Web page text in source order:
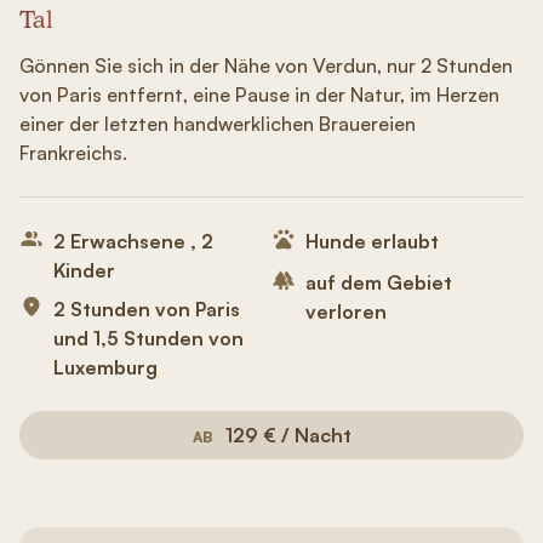
Tal
Gönnen Sie sich in der Nähe von Verdun, nur 2 Stunden
von Paris entfernt, eine Pause in der Natur, im Herzen
einer der letzten handwerklichen Brauereien
Frankreichs.
2 Erwachsene , 2
Kinder
2 Stunden von Paris
und 1,5 Stunden von
Luxemburg
Hunde erlaubt
auf dem Gebiet
verloren
AB 129 € / Nacht